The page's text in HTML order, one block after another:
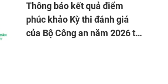
Thông báo kết quả điểm
phúc khảo Kỳ thi đánh giá
của Bộ Công an năm 2026 tại